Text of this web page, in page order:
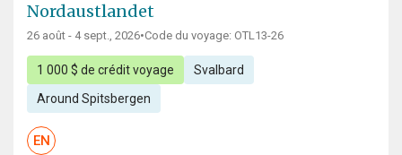
Nordaustlandet
26 août - 4 sept., 2026•Code du voyage: OTL13-26
1 000 $ de crédit voyage Svalbard
Around Spitsbergen
EN